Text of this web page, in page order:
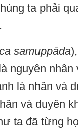
ta phải
samuppāda
nguyên
là nhân và
và duyên
ta đã từng